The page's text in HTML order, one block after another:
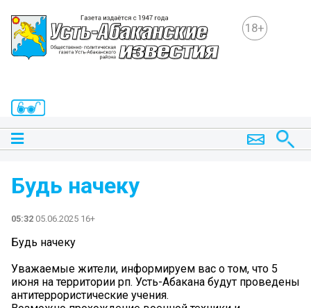
18+
Будь начеку
05:32 05.06.2025 16+
Будь начеку
Уважаемые жители, информируем вас о том, что 5
июня на территории рп. Усть-Абакана будут проведены
антитеррористические учения.